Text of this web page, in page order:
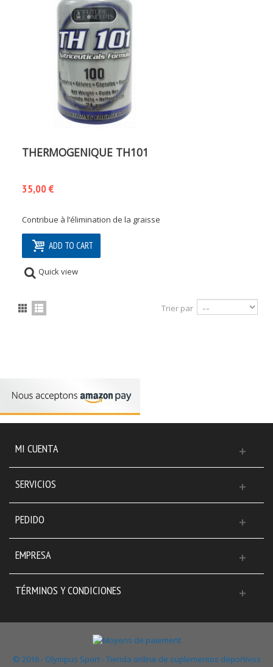
THERMOGENIQUE TH101
35,00 €
Contribue à l’élimination de la graisse
ADD TO CART
Quick view
Trier par
MI CUENTA
SERVICIOS
PEDIDO
EMPRESA
TÉRMINOS Y CONDICIONES
© 2016 - Olympus Sport - Tienda online de suplementos deportivos